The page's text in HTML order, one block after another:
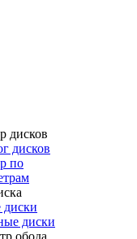
дисков
дисков
по
диски
обода